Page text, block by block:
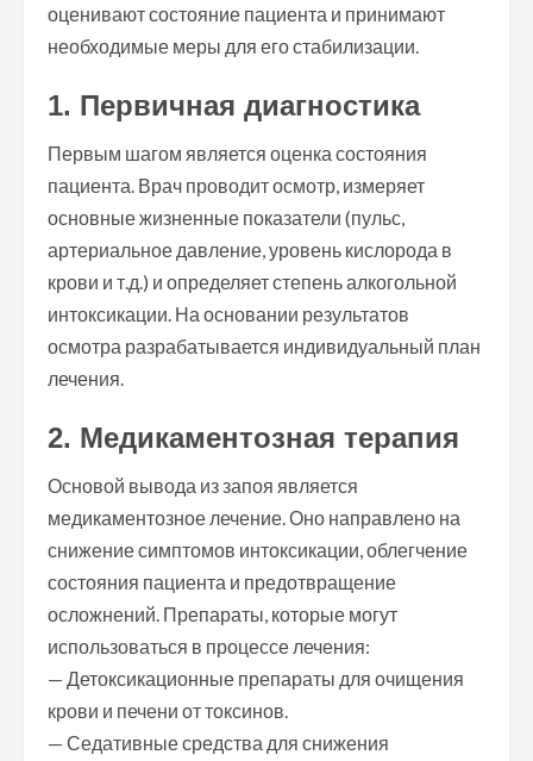
оценивают состояние пациента и принимают
необходимые меры для его стабилизации.
1. Первичная диагностика
Первым шагом является оценка состояния
пациента. Врач проводит осмотр, измеряет
основные жизненные показатели (пульс,
артериальное давление, уровень кислорода в
крови и т.д.) и определяет степень алкогольной
интоксикации. На основании результатов
осмотра разрабатывается индивидуальный план
лечения.
2. Медикаментозная терапия
Основой вывода из запоя является
медикаментозное лечение. Оно направлено на
снижение симптомов интоксикации, облегчение
состояния пациента и предотвращение
осложнений. Препараты, которые могут
использоваться в процессе лечения:
— Детоксикационные препараты для очищения
крови и печени от токсинов.
— Седативные средства для снижения